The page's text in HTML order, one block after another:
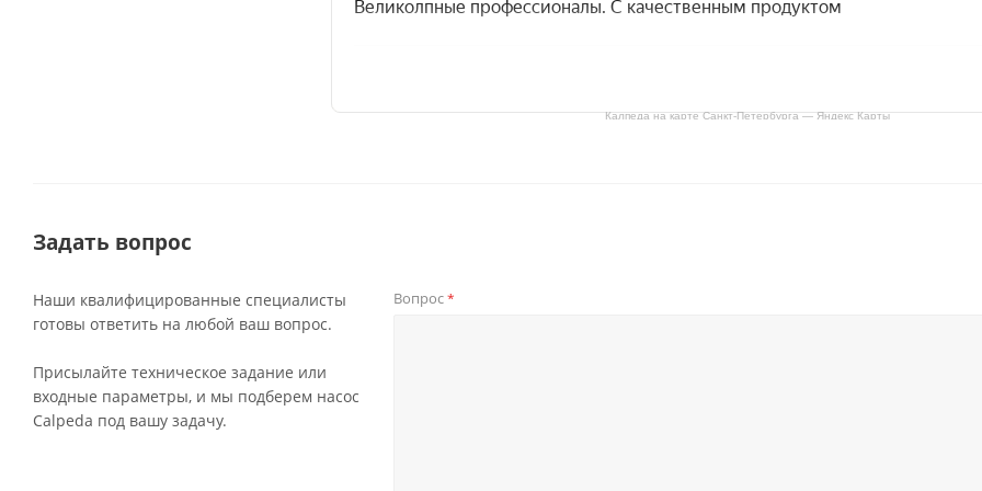
Калпеда на карте Санкт‑Петербурга — Яндекс Карты
Задать вопрос
Наши квалифицированные специалисты
готовы ответить на любой ваш вопрос.
Присылайте техническое задание или
входные параметры, и мы подберем насос
Calpeda под вашу задачу.
Вопрос*